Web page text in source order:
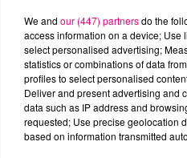
We and our (447) partnersdo the
access information on a device;
select personalised advertising;
statistics or combinations of data
profiles to select personalised
Deliver and present advertising and
data such as IP address and
requested; Use precise geolocation
based on information transmitted